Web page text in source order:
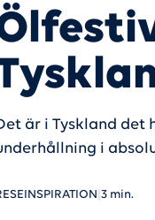
är i Tyskland det
i
3 min.